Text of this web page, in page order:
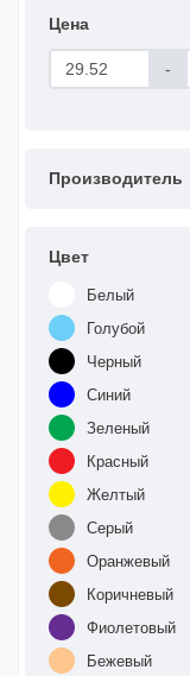
Цена
-
Производитель
Цвет
Белый
Голубой
Черный
Синий
Зеленый
Красный
Желтый
Серый
Оранжевый
Коричневый
Фиолетовый
Бежевый